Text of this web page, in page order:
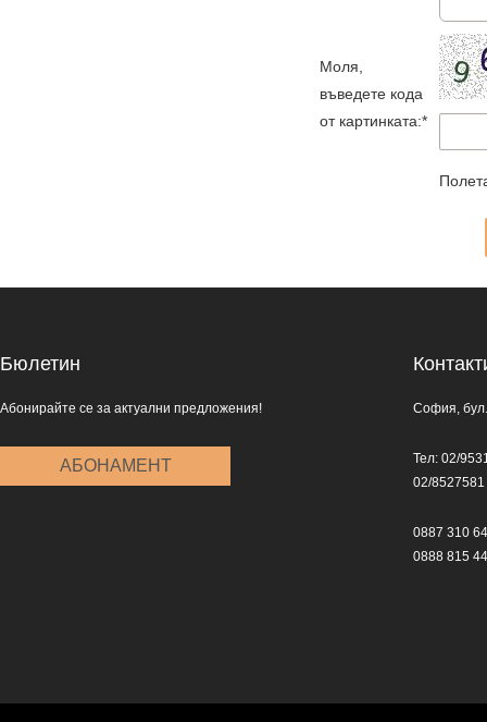
Моля,
въведете кода
от картинката:*
Бюлетин
Абонирайте се за актуални предложения!
АБОНАМЕНТ
София,
Тел: 02/
02/8527581
0887 310
0888 815